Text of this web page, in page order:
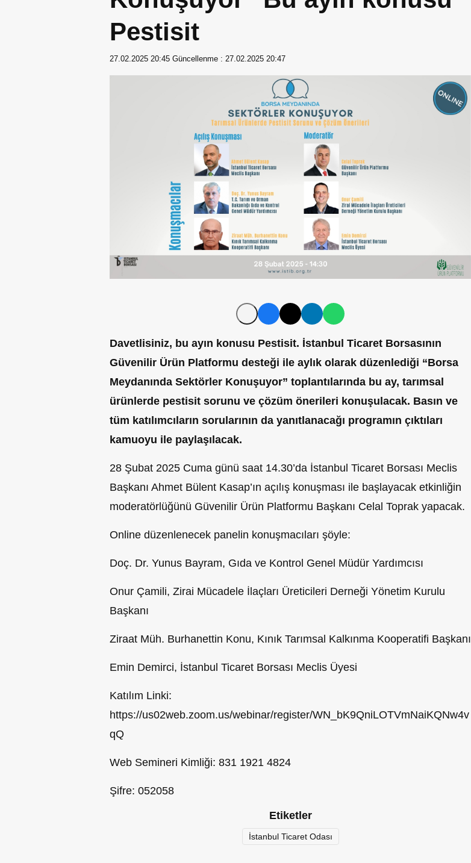
Pestisit
27.02.2025 20:45 Güncellenme : 27.02.2025 20:47
Davetlisiniz, bu ayın konusu Pestisit. İstanbul Ticaret Borsasının
Güvenilir Ürün Platformu desteği ile aylık olarak düzenlediği “Borsa
Meydanında Sektörler Konuşuyor” toplantılarında bu ay, tarımsal
ürünlerde pestisit sorunu ve çözüm önerileri konuşulacak. Basın ve
tüm katılımcıların sorularının da yanıtlanacağı programın çıktıları
kamuoyu ile paylaşılacak.
28 Şubat 2025 Cuma günü saat 14.30’da İstanbul Ticaret Borsası Meclis
Başkanı Ahmet Bülent Kasap’ın açılış konuşması ile başlayacak etkinliğin
moderatörlüğünü Güvenilir Ürün Platformu Başkanı Celal Toprak yapacak.
Online düzenlenecek panelin konuşmacıları şöyle:
Doç. Dr. Yunus Bayram, Gıda ve Kontrol Genel Müdür Yardımcısı
Onur Çamili, Zirai Mücadele İlaçları Üreticileri Derneği Yönetim Kurulu
Başkanı
Ziraat Müh. Burhanettin Konu, Kınık Tarımsal Kalkınma Kooperatifi Başkanı
Emin Demirci, İstanbul Ticaret Borsası Meclis Üyesi
Katılım Linki:
https://us02web.zoom.us/webinar/register/WN_bK9QniLOTVmNaiKQNw4v
qQ
Web Semineri Kimliği: 831 1921 4824
Şifre: 052058
Etiketler
İstanbul Ticaret Odası